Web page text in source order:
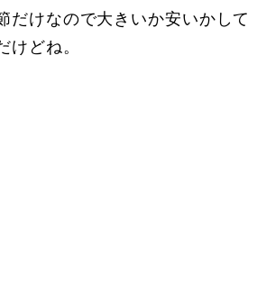
だけなので大きいか安いかして
けどね。